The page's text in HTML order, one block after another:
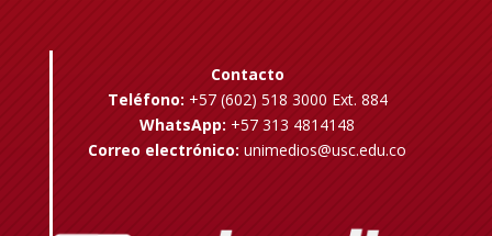
Contacto
Teléfono: +57 (602) 518 3000 Ext. 884
WhatsApp: +57 313 4814148
Correo electrónico: unimedios@usc.edu.co